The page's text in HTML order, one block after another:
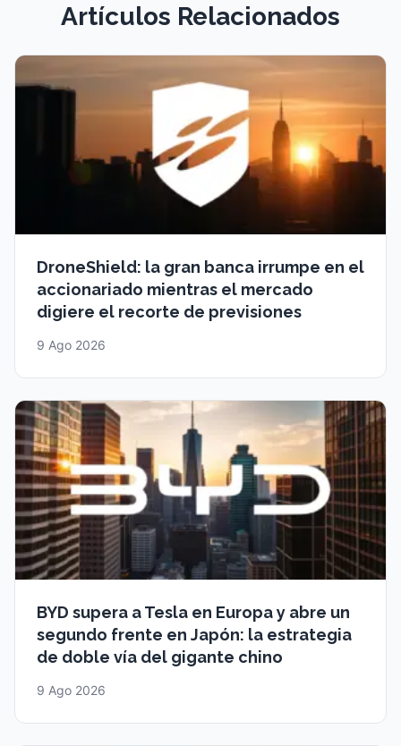
Artículos Relacionados
DroneShield: la gran banca irrumpe en el
accionariado mientras el mercado
digiere el recorte de previsiones
9 Ago 2026
BYD supera a Tesla en Europa y abre un
segundo frente en Japón: la estrategia
de doble vía del gigante chino
9 Ago 2026